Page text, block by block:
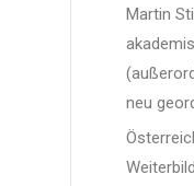
Martin
neu